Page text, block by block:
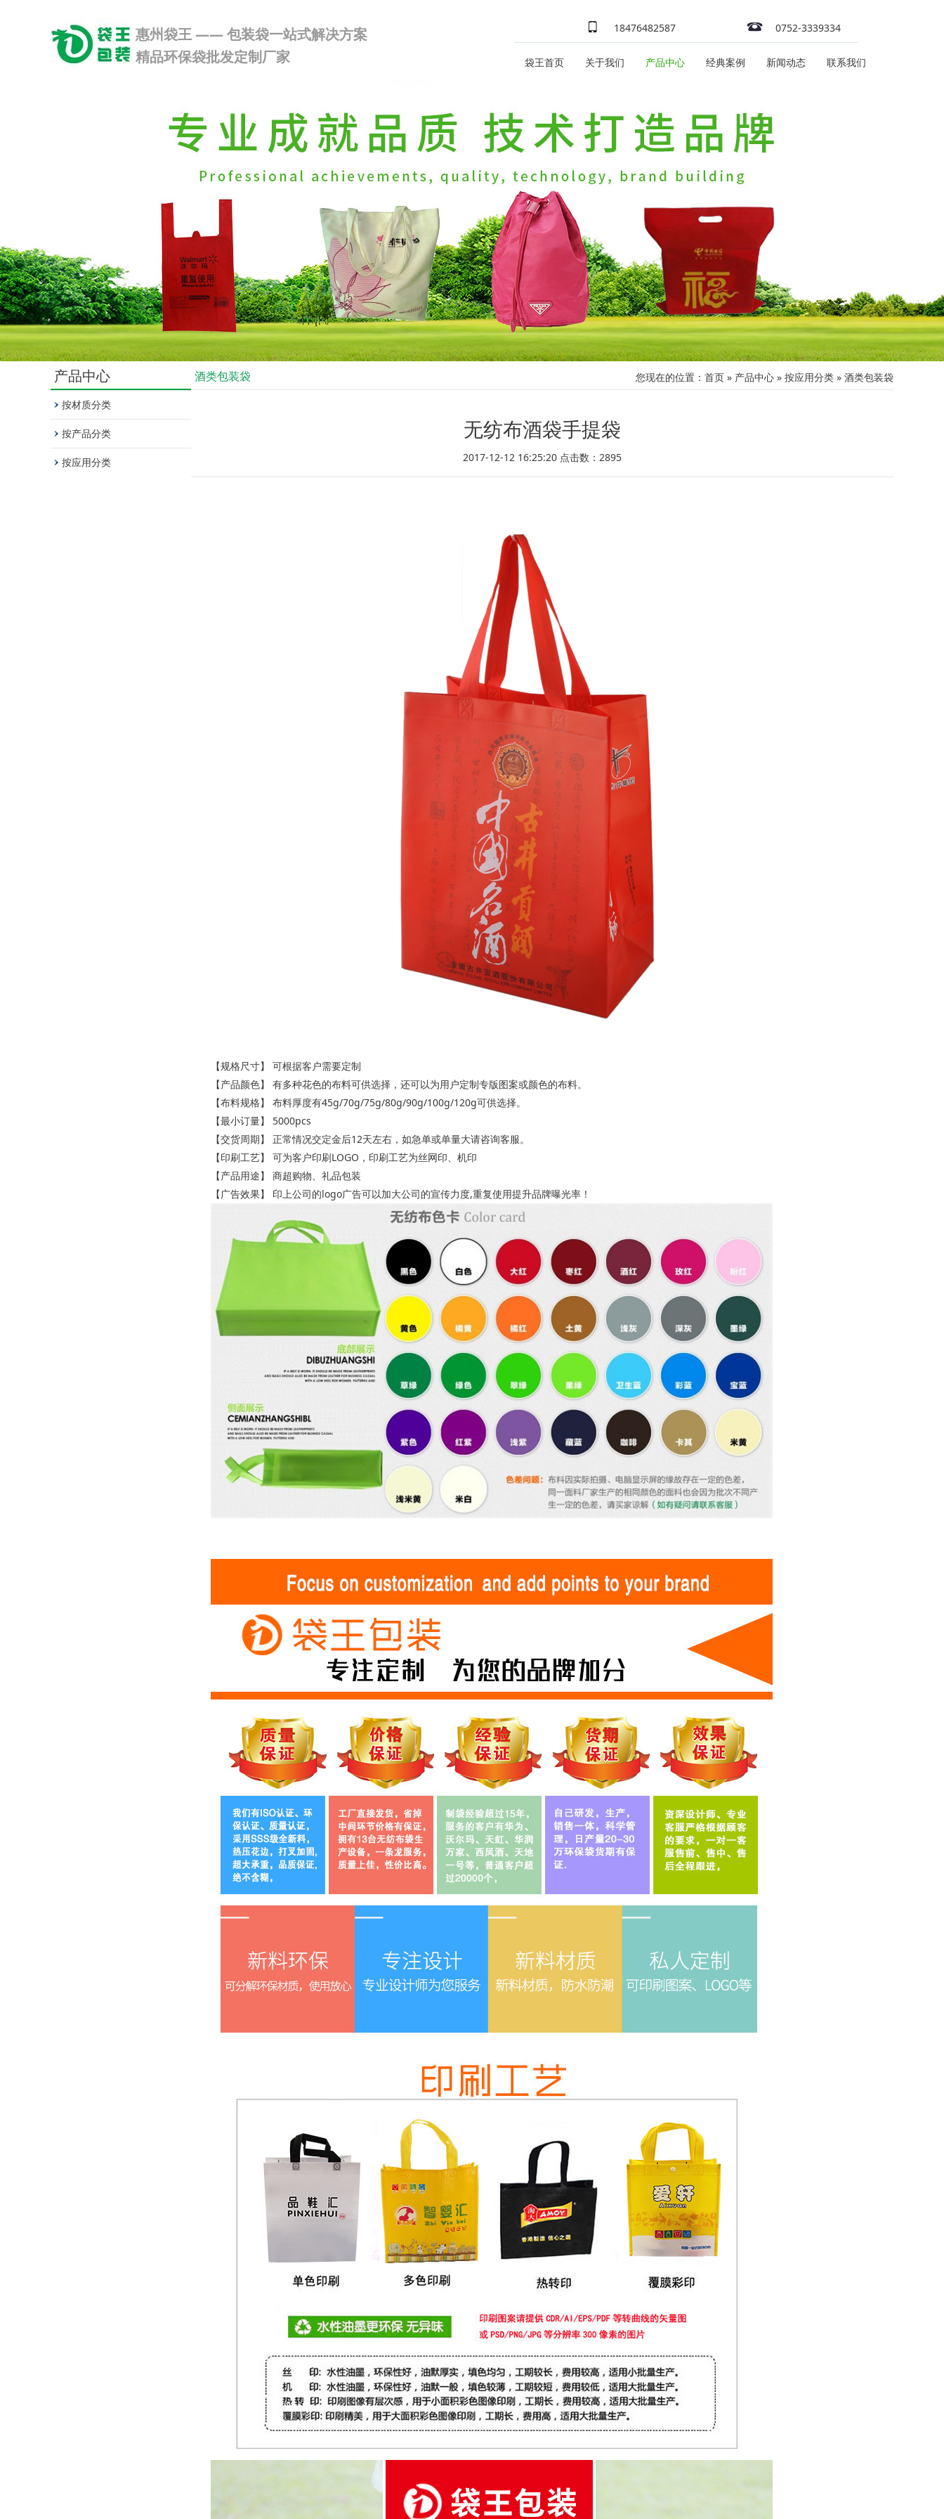
惠州袋王 —— 包装袋一站式解决方案
精品环保袋批发定制厂家
18476482587 0752-3339334
袋王首页 关于我们 产品中心 经典案例 新闻动态 联系我们
产品中心
按材质分类
按产品分类
按应用分类
酒类包装袋 您现在的位置： 首页 » 产品中心 » 按应用分类 » 酒类包装袋
无纺布酒袋手提袋
2017-12-12 16:25:20 点击数： 2895
【规格尺寸】 可根据客户需要定制
【产品颜色】 有多种花色的布料可供选择，还可以为用户定制专版图案或颜色的布料。
【布料规格】 布料厚度有45g/70g/75g/80g/90g/100g/120g可供选择。
【最小订量】 5000pcs
【交货周期】 正常情况交定金后12天左右，如急单或单量大请咨询客服。
【印刷工艺】 可为客户印刷LOGO，印刷工艺为丝网印、机印
【产品用途】 商超购物、礼品包装
【广告效果】 印上公司的logo广告可以加大公司的宣传力度,重复使用提升品牌曝光率！